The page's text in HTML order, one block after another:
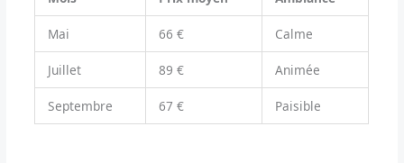
Mai 66 € Calme
Juillet 89 € Animée
Septembre 67 € Paisible